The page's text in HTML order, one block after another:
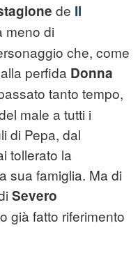
de Il
meno di
che, come
perfida Donna
tanto tempo,
male a tutti i
di Pepa, dal
tollerato la
sua famiglia. Ma di
Severo
già fatto riferimento